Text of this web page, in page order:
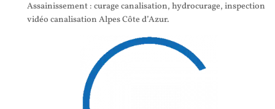
Assainissement : curage canalisation, hydrocurage, inspection
vidéo canalisation Alpes Côte d’Azur.